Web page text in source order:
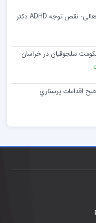
دانلود جزوه اختلال بیش فعالی- نقص توجه ADHD دکتر
سلجوقیان در خراسان
اقدامات پرستاري